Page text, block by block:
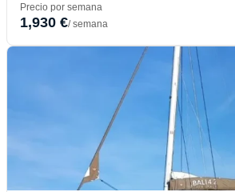
Precio por semana
1,930 €/ semana